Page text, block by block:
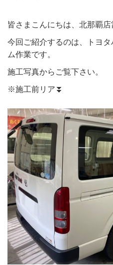
皆さまこんにちは、北那覇店
今回ご紹介するのは、トヨ
ム作業です。
施工写真からご覧下さい。
※施工前リア⏬